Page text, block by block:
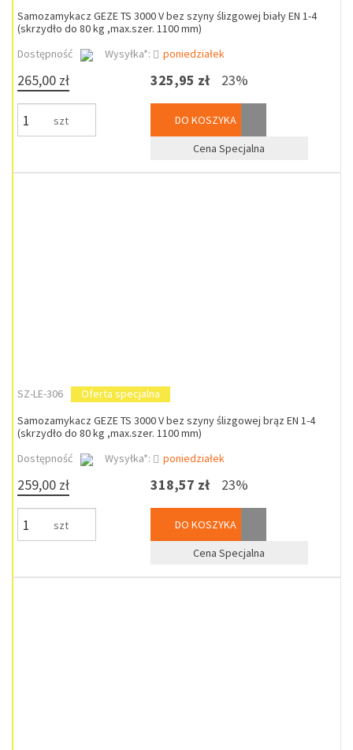
Samozamykacz GEZE TS 3000 V bez szyny ślizgowej biały EN 1-4
(skrzydło do 80 kg ,max.szer. 1100 mm)
Dostępność
Wysyłka*: poniedziałek
265,00 zł
szt
325,95 zł 23%
DO KOSZYKA
Cena Specjalna
SZ-LE-306
Oferta specjalna
Samozamykacz GEZE TS 3000 V bez szyny ślizgowej brąz EN 1-4
(skrzydło do 80 kg ,max.szer. 1100 mm)
Dostępność
Wysyłka*: poniedziałek
259,00 zł
szt
318,57 zł 23%
DO KOSZYKA
Cena Specjalna